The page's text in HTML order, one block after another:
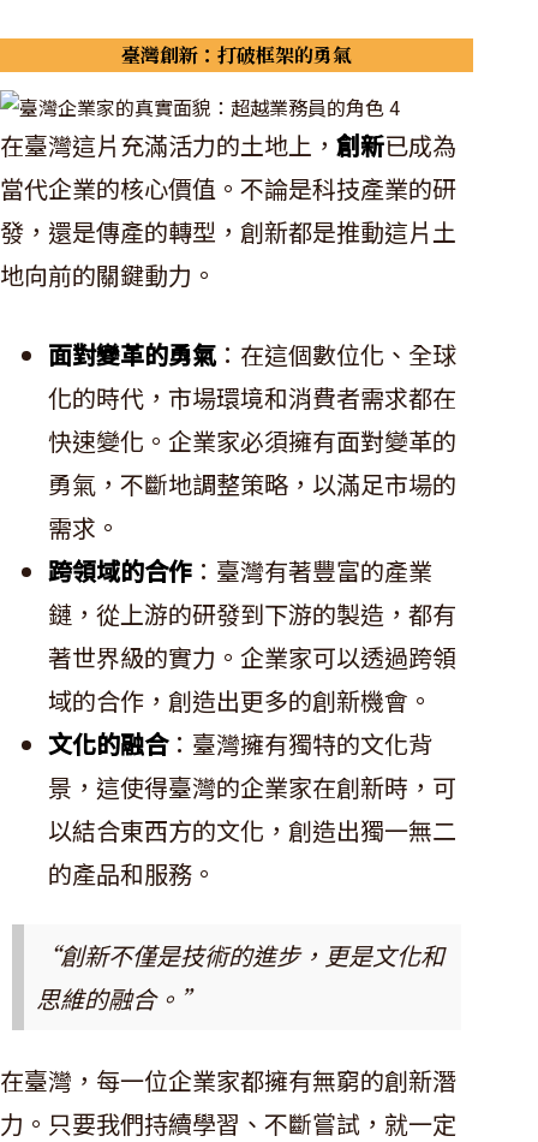
臺灣創新：打破框架的勇氣
在臺灣這片充滿活力的土地上， 創新已成為
當代企業的核心價值。不論是科技產業的研
發，還是傳產的轉型，創新都是推動這片土
地向前的關鍵動力。
面對變革的勇氣：在這個數位化、全球
化的時代，市場環境和消費者需求都在
快速變化。企業家必須擁有面對變革的
勇氣，不斷地調整策略，以滿足市場的
需求。
跨領域的合作 ：臺灣有著豐富的產業
鏈，從上游的研發到下游的製造，都有
著世界級的實力。企業家可以透過跨領
域的合作，創造出更多的創新機會。
文化的融合：臺灣擁有獨特的文化背
景，這使得臺灣的企業家在創新時，可
以結合東西方的文化，創造出獨一無二
的產品和服務。
“創新不僅是技術的進步，更是文化和
思維的融合。”
在臺灣，每一位企業家都擁有無窮的創新潛
力。只要我們持續學習、不斷嘗試，就一定